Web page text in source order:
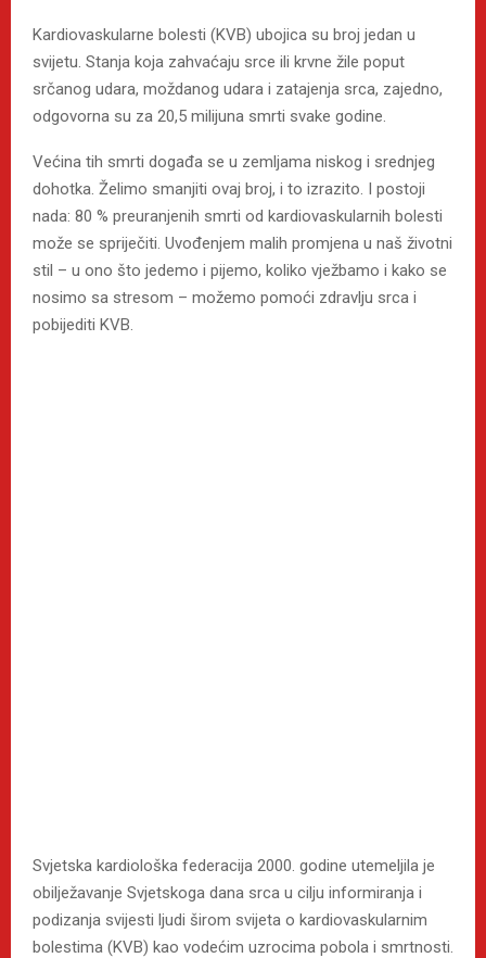
Kardiovaskularne bolesti (KVB) ubojica su broj jedan u
svijetu. Stanja koja zahvaćaju srce ili krvne žile poput
srčanog udara, moždanog udara i zatajenja srca, zajedno,
odgovorna su za 20,5 milijuna smrti svake godine.
Većina tih smrti događa se u zemljama niskog i srednjeg
dohotka. Želimo smanjiti ovaj broj, i to izrazito. I postoji
nada: 80 % preuranjenih smrti od kardiovaskularnih bolesti
može se spriječiti. Uvođenjem malih promjena u naš životni
stil – u ono što jedemo i pijemo, koliko vježbamo i kako se
nosimo sa stresom – možemo pomoći zdravlju srca i
pobijediti KVB.
Svjetska kardiološka federacija 2000. godine utemeljila je
obilježavanje Svjetskoga dana srca u cilju informiranja i
podizanja svijesti ljudi širom svijeta o kardiovaskularnim
bolestima (KVB) kao vodećim uzrocima pobola i smrtnosti.